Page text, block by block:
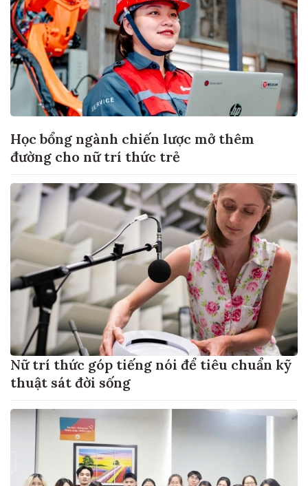
Học bổng ngành chiến lược mở thêm
đường cho nữ trí thức trẻ
Nữ trí thức góp tiếng nói để tiêu chuẩn kỹ
thuật sát đời sống